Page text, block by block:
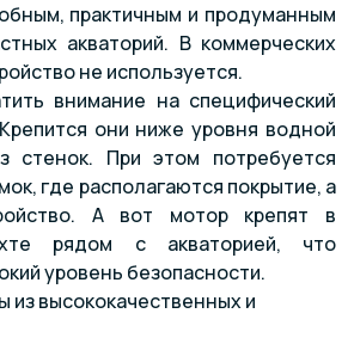
практичным и продуманным
акваторий. В коммерческих
не используется.
внимание на специфический
они ниже уровня водной
стенок. При этом потребуется
где располагаются покрытие, а
А вот мотор крепят в
рядом с акваторией, что
уровень безопасности.
высококачественных и